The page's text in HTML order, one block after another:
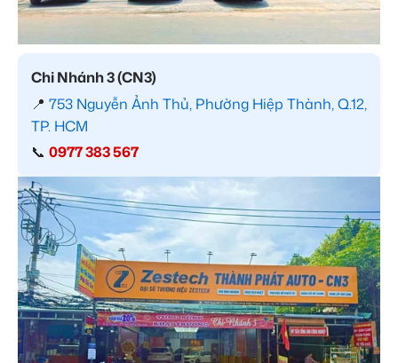
Chi Nhánh 3 (CN3)
📍 753 Nguyễn Ảnh Thủ, Phường Hiệp Thành, Q.12,
TP. HCM
📞 0977 383 567